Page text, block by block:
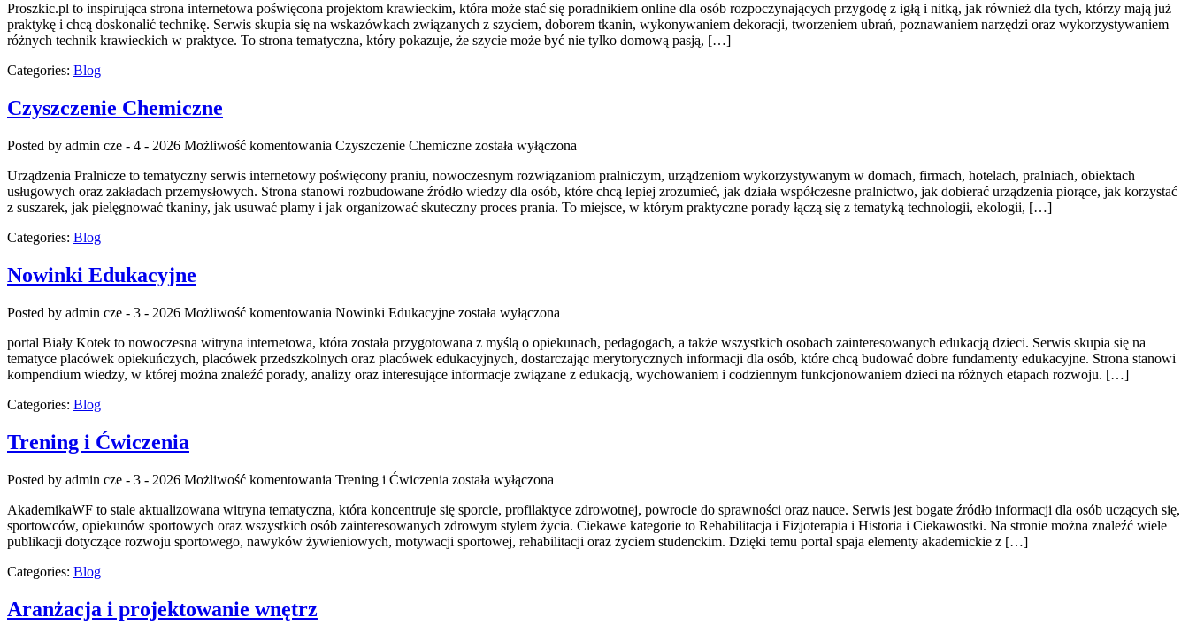
Proszkic.pl to inspirująca strona internetowa poświęcona projektom krawieckim, która może stać się poradnikiem online dla osób rozpoczynających przygodę z igłą i nitką, jak również dla tych, którzy mają już
praktykę i chcą doskonalić technikę. Serwis skupia się na wskazówkach związanych z szyciem, doborem tkanin, wykonywaniem dekoracji, tworzeniem ubrań, poznawaniem narzędzi oraz wykorzystywaniem
różnych technik krawieckich w praktyce. To strona tematyczna, który pokazuje, że szycie może być nie tylko domową pasją, […]
Categories: Blog
Czyszczenie Chemiczne
Posted by admin cze - 4 - 2026 Możliwość komentowania Czyszczenie Chemiczne została wyłączona
Urządzenia Pralnicze to tematyczny serwis internetowy poświęcony praniu, nowoczesnym rozwiązaniom pralniczym, urządzeniom wykorzystywanym w domach, firmach, hotelach, pralniach, obiektach
usługowych oraz zakładach przemysłowych. Strona stanowi rozbudowane źródło wiedzy dla osób, które chcą lepiej zrozumieć, jak działa współczesne pralnictwo, jak dobierać urządzenia piorące, jak korzystać
z suszarek, jak pielęgnować tkaniny, jak usuwać plamy i jak organizować skuteczny proces prania. To miejsce, w którym praktyczne porady łączą się z tematyką technologii, ekologii, […]
Categories: Blog
Nowinki Edukacyjne
Posted by admin cze - 3 - 2026 Możliwość komentowania Nowinki Edukacyjne została wyłączona
portal Biały Kotek to nowoczesna witryna internetowa, która została przygotowana z myślą o opiekunach, pedagogach, a także wszystkich osobach zainteresowanych edukacją dzieci. Serwis skupia się na
tematyce placówek opiekuńczych, placówek przedszkolnych oraz placówek edukacyjnych, dostarczając merytorycznych informacji dla osób, które chcą budować dobre fundamenty edukacyjne. Strona stanowi
kompendium wiedzy, w której można znaleźć porady, analizy oraz interesujące informacje związane z edukacją, wychowaniem i codziennym funkcjonowaniem dzieci na różnych etapach rozwoju. […]
Categories: Blog
Trening i Ćwiczenia
Posted by admin cze - 3 - 2026 Możliwość komentowania Trening i Ćwiczenia została wyłączona
AkademikaWF to stale aktualizowana witryna tematyczna, która koncentruje się sporcie, profilaktyce zdrowotnej, powrocie do sprawności oraz nauce. Serwis jest bogate źródło informacji dla osób uczących się,
sportowców, opiekunów sportowych oraz wszystkich osób zainteresowanych zdrowym stylem życia. Ciekawe kategorie to Rehabilitacja i Fizjoterapia i Historia i Ciekawostki. Na stronie można znaleźć wiele
publikacji dotyczące rozwoju sportowego, nawyków żywieniowych, motywacji sportowej, rehabilitacji oraz życiem studenckim. Dzięki temu portal spaja elementy akademickie z […]
Categories: Blog
Aranżacja i projektowanie wnętrz